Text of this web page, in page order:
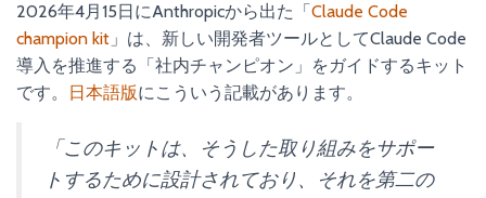
2026年4月15日にAnthropicから出た「Claude Code
champion kit 」は、新しい開発者ツールとしてClaude Code
導入を推進する「社内チャンピオン」をガイドするキット
です。
日本語版にこういう記載があります。
「このキットは、そうした取り組みをサポー
トするために設計されており、それを第二の